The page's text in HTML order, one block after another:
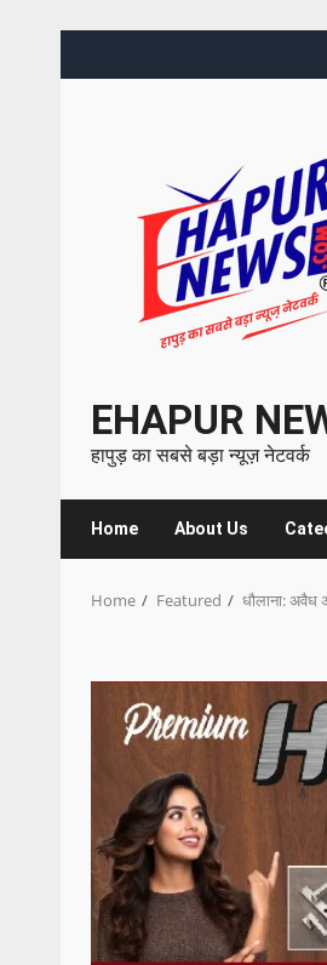
EHAPUR
हापुड़ का सबसे बड़ा न्यूज़ नेटवर्क
Home About Us
Home Featured धौलाना: अवैध